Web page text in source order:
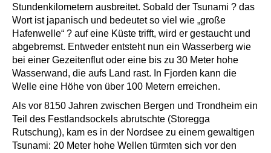
Stundenkilometern ausbreitet. Sobald der Tsunami ? das
Wort ist japanisch und bedeutet so viel wie „große
Hafenwelle“ ? auf eine Küste trifft, wird er gestaucht und
abgebremst. Entweder entsteht nun ein Wasserberg wie
bei einer Gezeitenflut oder eine bis zu 30 Meter hohe
Wasserwand, die aufs Land rast. In Fjorden kann die
Welle eine Höhe von über 100 Metern erreichen.
Als vor 8150 Jahren zwischen Bergen und Trondheim ein
Teil des Festlandsockels abrutschte (Storegga
Rutschung), kam es in der Nordsee zu einem gewaltigen
Tsunami: 20 Meter hohe Wellen türmten sich vor den